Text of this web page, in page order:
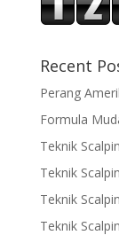
Recent
Perang
Formula
Teknik
Teknik
Teknik
Teknik